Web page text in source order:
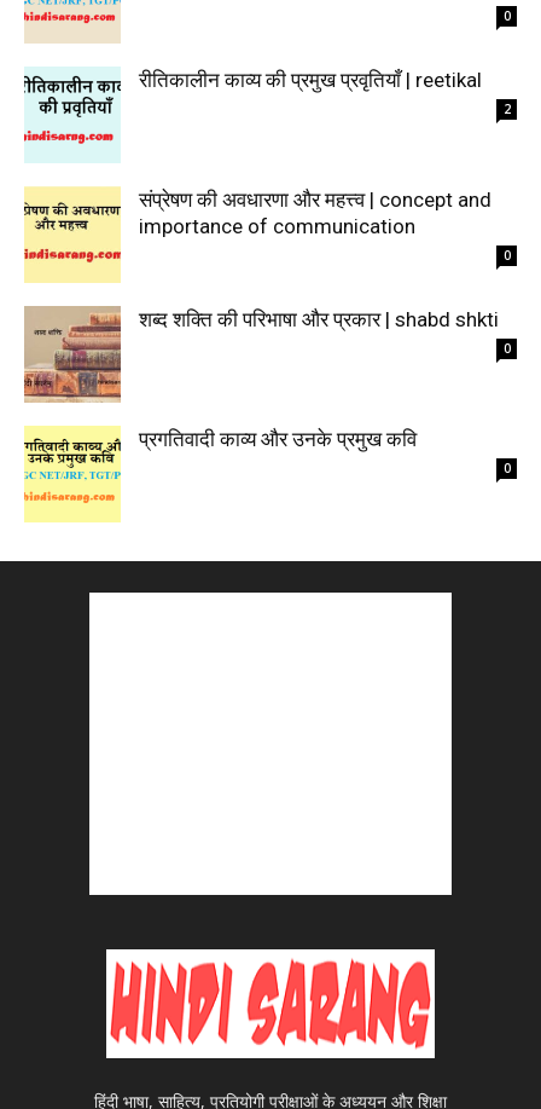
0
रीतिकालीन काव्य की प्रमुख प्रवृतियाँ | reetikal
2
संप्रेषण की अवधारणा और महत्त्व | concept and
importance of communication
0
शब्द शक्ति की परिभाषा और प्रकार | shabd shkti
0
प्रगतिवादी काव्य और उनके प्रमुख कवि
0
हिंदी भाषा, साहित्य, प्रतियोगी परीक्षाओं के अध्ययन और शिक्षा